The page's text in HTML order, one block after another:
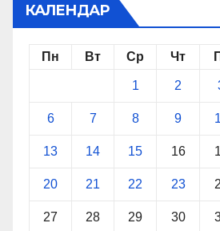
КАЛЕНДАР
Пн Вт Ср Чт
1 2
6 7 8 9
13 14 15 16
20 21 22 23
27 28 29 30